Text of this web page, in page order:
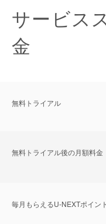
サービス
金
無料トライアル
無料トライアル後の⽉額料金
毎⽉もらえるU-NEXTポイント